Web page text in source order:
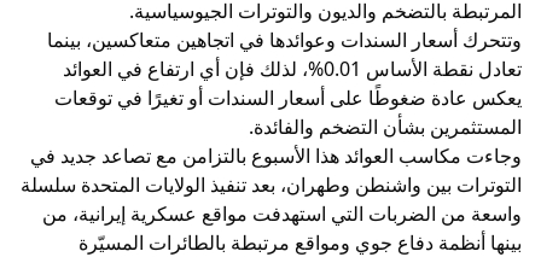
المرتبطة بالتضخم والديون والتوترات الجيوسياسية.
وتتحرك أسعار السندات وعوائدها في اتجاهين متعاكسين، بينما
تعادل نقطة الأساس 0.01%، لذلك فإن أي ارتفاع في العوائد
يعكس عادة ضغوطًا على أسعار السندات أو تغيرًا في توقعات
المستثمرين بشأن التضخم والفائدة.
وجاءت مكاسب العوائد هذا الأسبوع بالتزامن مع تصاعد جديد في
التوترات بين واشنطن وطهران، بعد تنفيذ الولايات المتحدة سلسلة
واسعة من الضربات التي استهدفت مواقع عسكرية إيرانية، من
بينها أنظمة دفاع جوي ومواقع مرتبطة بالطائرات المسيّرة